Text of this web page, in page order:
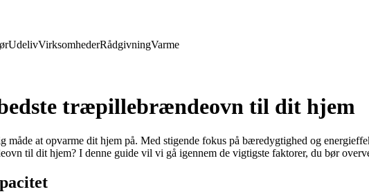
UdelivVirksomhederRådgivningVarme
træpillebrændeovn til dit hjem
at opvarme dit hjem på. Med stigende fokus på bæredygtighed og
til dit hjem? I denne guide vil vi gå igennem de vigtigste faktorer, du bør